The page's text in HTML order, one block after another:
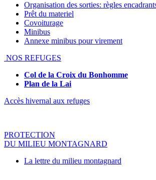
Organisation des sorties: règles
Prêt du materiel
Covoiturage
Minibus
Annexe minibus pour virement
NOS REFUGES
Col de la Croix du Bonhomme
Plan de la Lai
Accès hivernal aux refuges
PROTECTION
DU MILIEU MONTAGNARD
La lettre du milieu montagnard